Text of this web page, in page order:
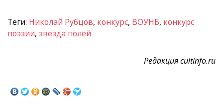
Теги: Николай Рубцов, конкурс, ВОУНБ, конкурс
поэзии, звезда полей
Редакция cultinfo.ru